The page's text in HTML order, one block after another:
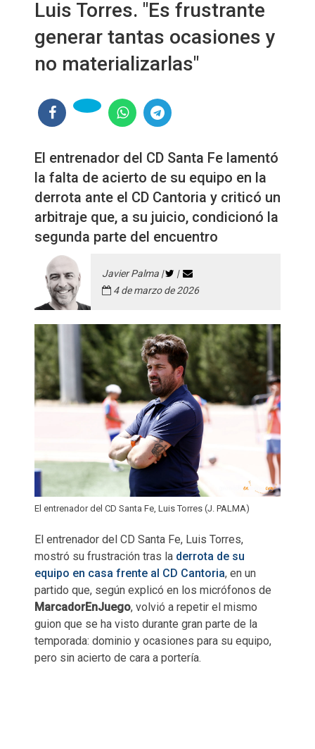
Luis Torres. "Es frustrante
generar tantas ocasiones y
no materializarlas"
El entrenador del CD Santa Fe lamentó
la falta de acierto de su equipo en la
derrota ante el CD Cantoria y criticó un
arbitraje que, a su juicio, condicionó la
segunda parte del encuentro
Javier Palma |
|
4 de marzo de 2026
El entrenador del CD Santa Fe, Luis Torres (J. PALMA)
El entrenador del CD Santa Fe, Luis Torres,
mostró su frustración tras la derrota de su
equipo en casa frente al CD Cantoria, en un
partido que, según explicó en los micrófonos de
MarcadorEnJuego, volvió a repetir el mismo
guion que se ha visto durante gran parte de la
temporada: dominio y ocasiones para su equipo,
pero sin acierto de cara a portería.